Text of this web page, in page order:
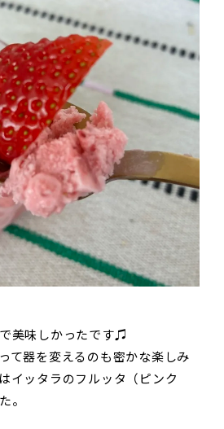
美味しかったです♫
て器を変えるのも密かな楽しみ
イッタラのフルッタ（ピンク
。